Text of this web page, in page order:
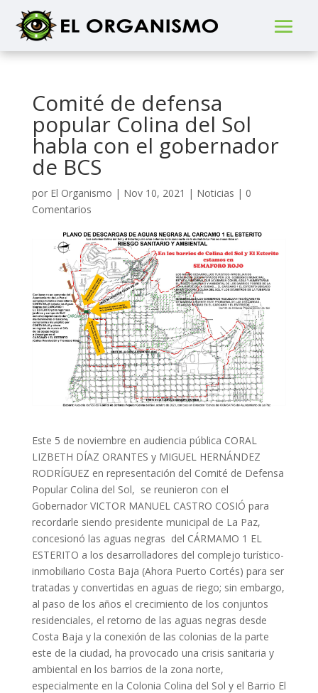
Comité de defensa
popular Colina del Sol
habla con el gobernador
de BCS
por El Organismo | Nov 10, 2021 | Noticias | 0
Comentarios
Este 5 de noviembre en audiencia pública CORAL
LIZBETH DÍAZ ORANTES y MIGUEL HERNÁNDEZ
RODRÍGUEZ en representación del Comité de Defensa
Popular Colina del Sol, se reunieron con el
Gobernador VICTOR MANUEL CASTRO COSIÓ para
recordarle siendo presidente municipal de La Paz,
concesionó las aguas negras del CÁRMAMO 1 EL
ESTERITO a los desarrolladores del complejo turístico-
inmobiliario Costa Baja (Ahora Puerto Cortés) para ser
tratadas y convertidas en aguas de riego; sin embargo,
al paso de los años el crecimiento de los conjuntos
residenciales, el retorno de las aguas negras desde
Costa Baja y la conexión de las colonias de la parte
este de la ciudad, ha provocado una crisis sanitaria y
ambiental en los barrios de la zona norte,
especialmente en la Colonia Colina del Sol y el Barrio El